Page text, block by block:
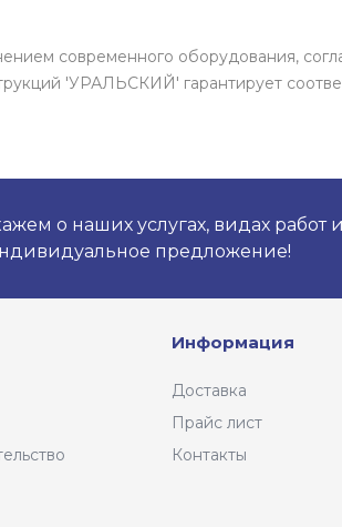
современного оборудования,
'УРАЛЬСКИЙ' гарантирует
о наших услугах, видах работ
предложение!
Информация
Доставка
Прайс лист
Контакты